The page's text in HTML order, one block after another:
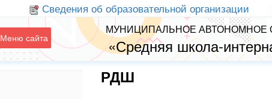
Сведения об образовательной организации
Меню сайта
МУНИЦИПАЛЬНОЕ АВТОНОМНОЕ
«Средняя школа-
РДШ